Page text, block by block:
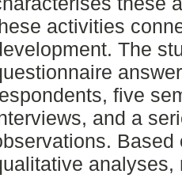
activities
The
five
and a
analyses,